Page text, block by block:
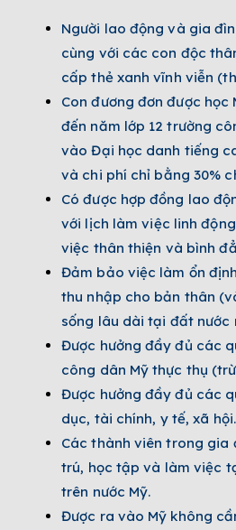
Người lao động và gia
cùng với các con độc
cấp thẻ xanh vĩnh viễn
Con đương đơn được học
đến năm lớp 12 trường
vào Đại học danh tiếng
và chi phí chỉ bằng 30%
Có được hợp đồng lao
với lịch làm việc linh
việc thân thiện và bình
Đảm bảo việc làm ổn
thu nhập cho bản thân
sống lâu dài tại đất nước
Được hưởng đầy đủ các
công dân Mỹ thực thụ
Được hưởng đầy đủ các
dục, tài chính, y tế, xã hội.
Các thành viên trong gia
trú, học tập và làm việc
trên nước Mỹ.
Được ra vào Mỹ không